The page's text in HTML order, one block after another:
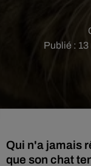
Publié : 13
Qui n'a jamais
que son chat